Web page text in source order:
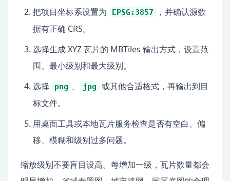
把项目坐标系设置为 EPSG:3857
，并确认源数
据有正确 CRS。
选择生成 XYZ 瓦片的 MBTiles 输出方式，设置范
围、最小级别和最大级别。
选择
png 、 jpg
或其他合适格式，再输出到目
标文件。
用桌面工具或本地瓦片服务检查是否有空白、偏
移、模糊和级别过多问题。
缩放级别不要盲目设高。每增加一级，瓦片数量都会